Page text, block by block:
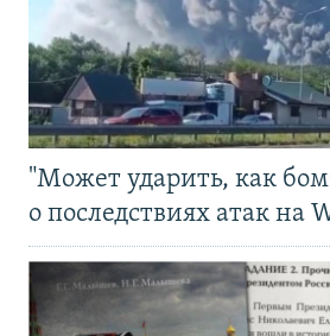
"Может ударить, как
о последствиях атак на